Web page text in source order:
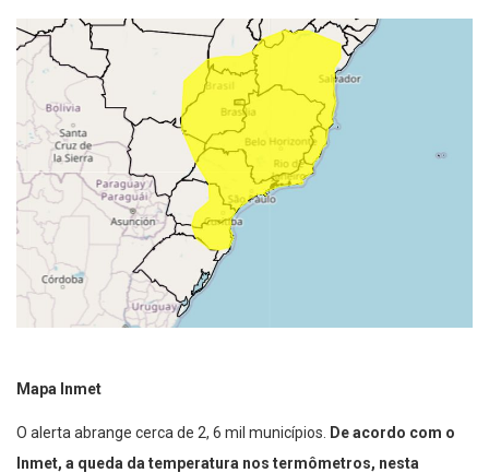
Mapa Inmet
O alerta abrange cerca de 2, 6 mil municípios.
De acordo com o
Inmet, a queda da temperatura nos termômetros, nesta